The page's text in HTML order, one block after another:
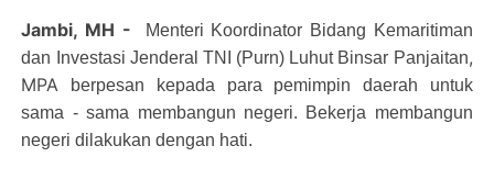
Jambi, MH -
Menteri Koordinator Bidang Kemaritiman
dan Investasi Jenderal TNI (Purn) Luhut Binsar Panjaitan,
MPA berpesan kepada para pemimpin daerah untuk
sama - sama membangun negeri. Bekerja membangun
negeri dilakukan dengan hati.